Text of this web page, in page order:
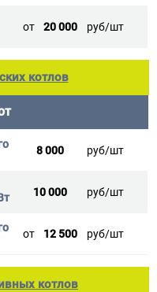
от 20 000 руб/шт
котлов
8 000 руб/шт
10 000 руб/шт
от 12 500 руб/шт
котлов